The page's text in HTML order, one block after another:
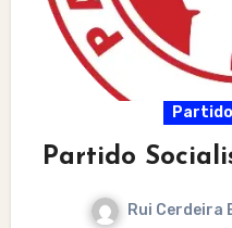
Partido
Rui Cerdeira